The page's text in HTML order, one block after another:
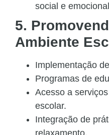
social e
5.
Ambiente
Implementação
Programas de
Acesso a
escolar.
Integração de
relaxamento.